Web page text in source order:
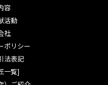
容
活動
社
ポリシー
法表記
一覧]